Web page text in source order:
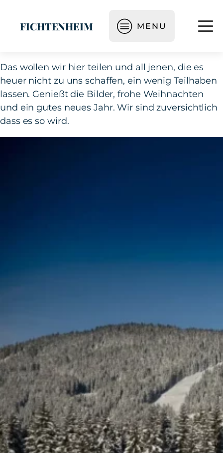
FICHTENHEIM MENU
Das wollen wir hier teilen und all jenen, die es
heuer nicht zu uns schaffen, ein wenig Teilhaben
lassen. Genießt die Bilder, frohe Weihnachten
und ein gutes neues Jahr. Wir sind zuversichtlich
dass es so wird.